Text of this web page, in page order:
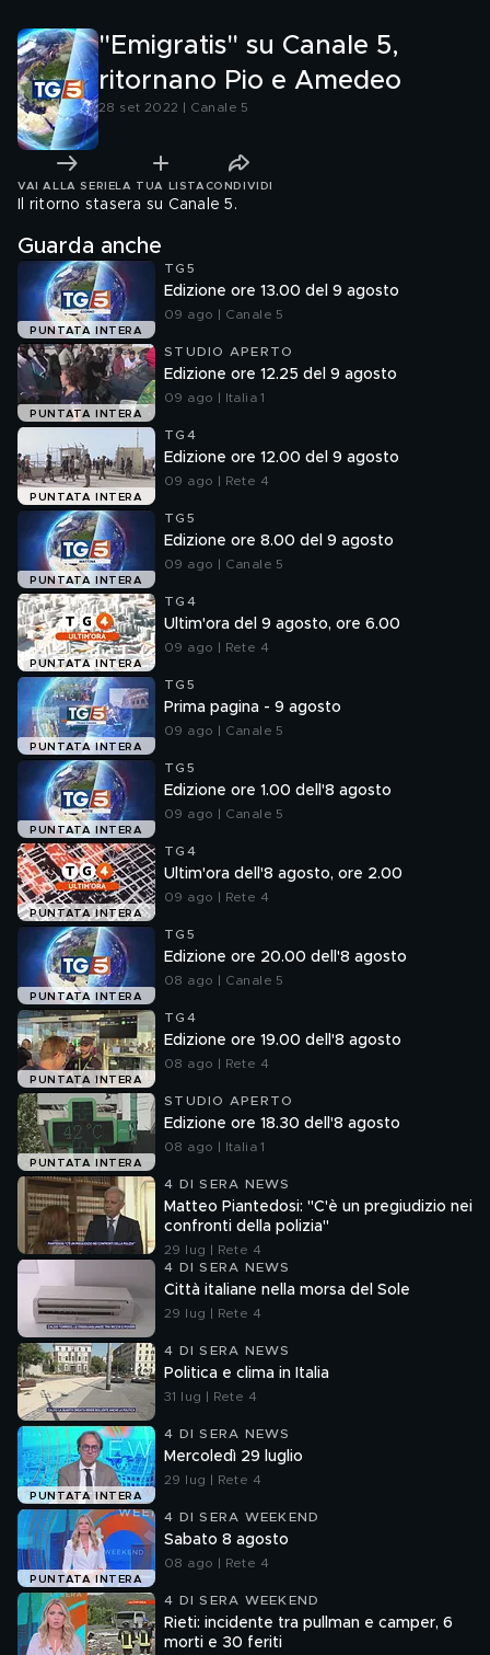
"Emigratis" su Canale 5,
ritornano Pio e Amedeo
28 set 2022 | Canale 5
VAI ALLA SERIE LA TUA LISTA CONDIVIDI
Il ritorno stasera su Canale 5.
Guarda anche
PUNTATA INTERA
TG5
Edizione ore 13.00 del 9 agosto
09 ago | Canale 5
PUNTATA INTERA
STUDIO APERTO
Edizione ore 12.25 del 9 agosto
09 ago | Italia 1
PUNTATA INTERA
TG4
Edizione ore 12.00 del 9 agosto
09 ago | Rete 4
PUNTATA INTERA
TG5
Edizione ore 8.00 del 9 agosto
09 ago | Canale 5
PUNTATA INTERA
TG4
Ultim'ora del 9 agosto, ore 6.00
09 ago | Rete 4
PUNTATA INTERA
TG5
Prima pagina - 9 agosto
09 ago | Canale 5
PUNTATA INTERA
TG5
Edizione ore 1.00 dell'8 agosto
09 ago | Canale 5
PUNTATA INTERA
TG4
Ultim'ora dell'8 agosto, ore 2.00
09 ago | Rete 4
PUNTATA INTERA
TG5
Edizione ore 20.00 dell'8 agosto
08 ago | Canale 5
PUNTATA INTERA
TG4
Edizione ore 19.00 dell'8 agosto
08 ago | Rete 4
PUNTATA INTERA
STUDIO APERTO
Edizione ore 18.30 dell'8 agosto
08 ago | Italia 1
4 DI SERA NEWS
Matteo Piantedosi: "C'è un pregiudizio nei
confronti della polizia"
29 lug | Rete 4
4 DI SERA NEWS
Città italiane nella morsa del Sole
29 lug | Rete 4
4 DI SERA NEWS
Politica e clima in Italia
31 lug | Rete 4
PUNTATA INTERA
4 DI SERA NEWS
Mercoledì 29 luglio
29 lug | Rete 4
PUNTATA INTERA
4 DI SERA WEEKEND
Sabato 8 agosto
08 ago | Rete 4
4 DI SERA WEEKEND
Rieti: incidente tra pullman e camper, 6
morti e 30 feriti